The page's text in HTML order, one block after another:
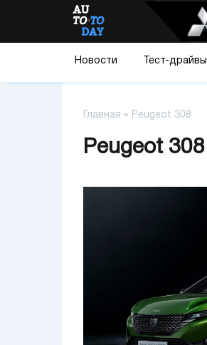
Новости Тест-драйвы
Главная » Peugeot 308
Peugeot 308